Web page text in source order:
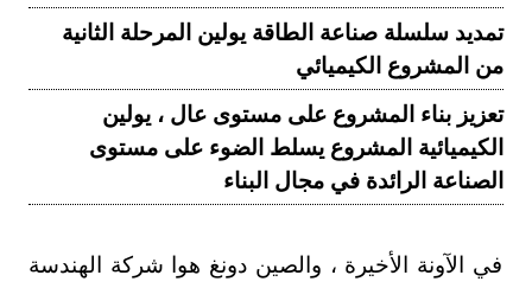
تمديد سلسلة صناعة الطاقة يولين المرحلة الثانية
من المشروع الكيميائي
تعزيز بناء المشروع على مستوى عال ، يولين
الكيميائية المشروع يسلط الضوء على مستوى
الصناعة الرائدة في مجال البناء
في الآونة الأخيرة ، والصين دونغ هوا شركة الهندسة